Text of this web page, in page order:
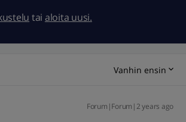
tai aloita uusi.
Vanhin ensin
Forum|Forum|2 years ago